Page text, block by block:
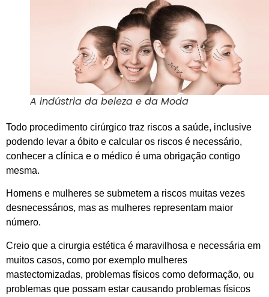
A indústria da beleza e da Moda
Todo procedimento cirúrgico traz riscos a saúde, inclusive
podendo levar a óbito e calcular os riscos é necessário,
conhecer a clínica e o médico é uma obrigação contigo
mesma.
Homens e mulheres se submetem a riscos muitas vezes
desnecessárıos, mas as mulheres representam maior
número.
Creio que a cirurgia estética é maravilhosa e necessária em
muitos casos, como por exemplo mulheres
mastectomizadas, problemas físicos como deformação, ou
problemas que possam estar causando problemas físicos